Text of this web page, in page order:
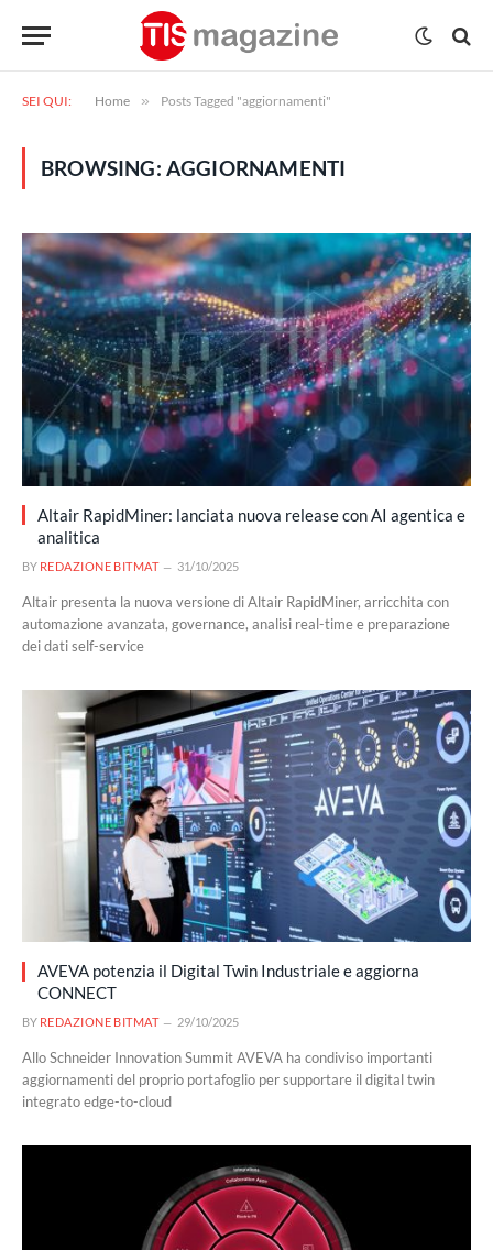
SEI QUI: Home » Posts Tagged "aggiornamenti"
BROWSING: AGGIORNAMENTI
Altair RapidMiner: lanciata nuova release con AI agentica e
analitica
BY REDAZIONE BITMAT 31/10/2025
Altair presenta la nuova versione di Altair RapidMiner, arricchita con
automazione avanzata, governance, analisi real-time e preparazione
dei dati self-service
AVEVA potenzia il Digital Twin Industriale e aggiorna
CONNECT
BY REDAZIONE BITMAT 29/10/2025
Allo Schneider Innovation Summit AVEVA ha condiviso importanti
aggiornamenti del proprio portafoglio per supportare il digital twin
integrato edge-to-cloud